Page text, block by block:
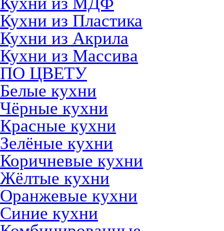
Кухни из Пластика
Кухни из Акрила
Кухни из Массива
ПО ЦВЕТУ
Белые кухни
Чёрные кухни
Красные кухни
Зелёные кухни
Коричневые кухни
Жёлтые кухни
Оранжевые кухни
Синие кухни